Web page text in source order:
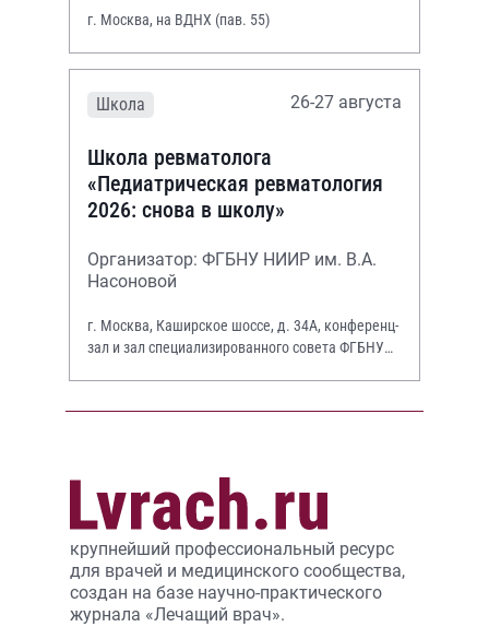
г. Москва, на ВДНХ (пав. 55)
Школа 26-27 августа
Школа ревматолога
«Педиатрическая ревматология
2026: снова в школу»
Организатор: ФГБНУ НИИР им. В.А.
Насоновой
г. Москва, Каширское шоссе, д. 34А, конференц-
зал и зал специализированного совета ФГБНУ
крупнейший профессиональный ресурс
для врачей и медицинского сообщества,
создан на базе научно-практического
журнала «Лечащий врач».